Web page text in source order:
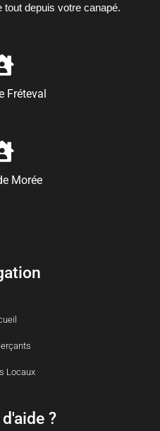
tout depuis votre canapé.
Fréteval
Morée
Locaux
?